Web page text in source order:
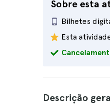
Sobre esta
Bilhetes
Esta
Descrição